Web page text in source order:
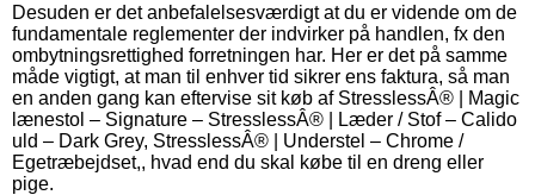
Desuden er det anbefalelsesværdigt at du er vidende om de
fundamentale reglementer der indvirker på handlen, fx den
ombytningsrettighed forretningen har. Her er det på samme
måde vigtigt, at man til enhver tid sikrer ens faktura, så man
en anden gang kan eftervise sit køb af StresslessÂ® | Magic
lænestol – Signature – StresslessÂ® | Læder / Stof – Calido
uld – Dark Grey, StresslessÂ® | Understel – Chrome /
Egetræbejdset,, hvad end du skal købe til en dreng eller
pige.